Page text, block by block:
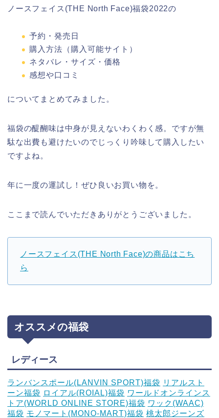
ノースフェイス(THE North Face)福袋2022の
予約・発売日
購入方法（購入可能サイト）
ネタバレ・サイズ・価格
感想や口コミ
についてまとめてみました。
福袋の醍醐味は中身が見えないわくわく感。ですが無
駄な出費も避けたいのでじっくり吟味して購入したい
ですよね。
年に一度の運試し！ぜひ良いお買い物を。
ここまで読んでいただきありがとうございました。
ノースフェイス(THE North Face)の商品はこち
ら
オススメの福袋
レディース
ランバンスポール(LANVIN SPORT)福袋 リアルスト
ーン福袋 ロイアル(ROIAL)福袋 ワールドオンラインス
トア(WORLD ONLINE STORE)福袋 ワック(WAAC)
福袋 モノマート(MONO-MART)福袋 桃太郎ジーンズ